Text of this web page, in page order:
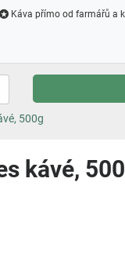
Káva přímo od farmářů a
500g
kávé,